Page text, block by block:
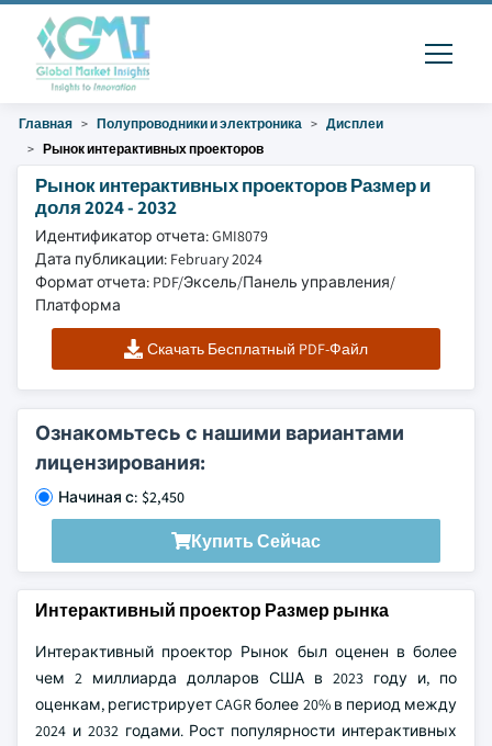
Главная Полупроводники и электроника
Дисплеи
Рынок интерактивных проекторов
Рынок интерактивных проекторов Размер и
доля 2024 - 2032
Идентификатор отчета: GMI8079
Дата публикации: February 2024
Формат отчета: PDF/Эксель/Панель управления/
Платформа
Скачать Бесплатный PDF-Файл
Ознакомьтесь с нашими вариантами
лицензирования:
Начиная с: $2,450
Купить Сейчас
Интерактивный проектор Размер рынка
Интерактивный проектор Рынок был оценен в более
чем 2 миллиарда долларов США в 2023 году и, по
оценкам, регистрирует CAGR более 20% в период между
2024 и 2032 годами. Рост популярности интерактивных